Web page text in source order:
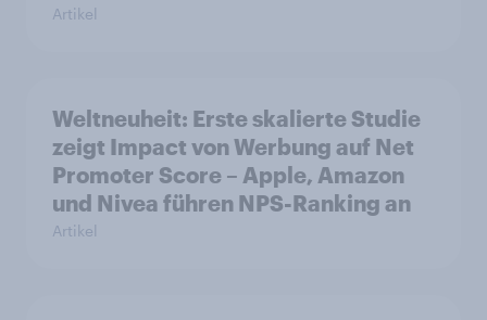
Artikel
Weltneuheit: Erste skalierte Studie
zeigt Impact von Werbung auf Net
Promoter Score – Apple, Amazon
und Nivea führen NPS-Ranking an
Artikel